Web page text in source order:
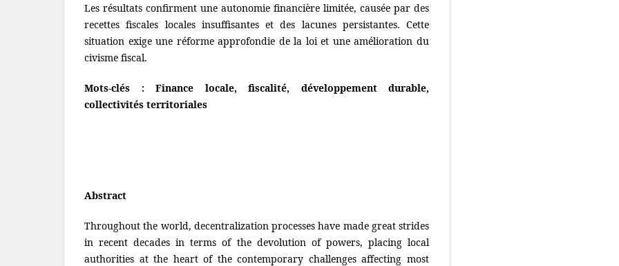
Les résultats confirment une autonomie financière limitée, causée par des
recettes fiscales locales insuffisantes et des lacunes persistantes. Cette
situation exige une réforme approfondie de la loi et une amélioration du
civisme fiscal.
Mots-clés : Finance locale, fiscalité, développement durable,
collectivités territoriales
Abstract
Throughout the world, decentralization processes have made great strides
in recent decades in terms of the devolution of powers, placing local
authorities at the heart of the contemporary challenges affecting most